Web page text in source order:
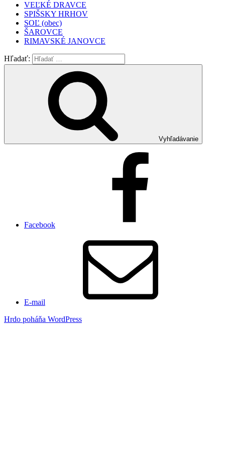
VEĽKÉ DRAVCE
SPIŠSKY HRHOV
SOĽ (obec)
ŠAROVCE
RIMAVSKÉ JANOVCE
Hľadať:
Vyhľadávanie
Facebook
E-mail
Hrdo poháňa WordPress